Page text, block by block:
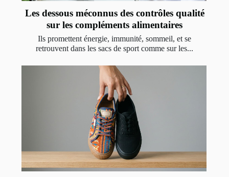
Les dessous méconnus des contrôles qualité
sur les compléments alimentaires
Ils promettent énergie, immunité, sommeil, et se
retrouvent dans les sacs de sport comme sur les...